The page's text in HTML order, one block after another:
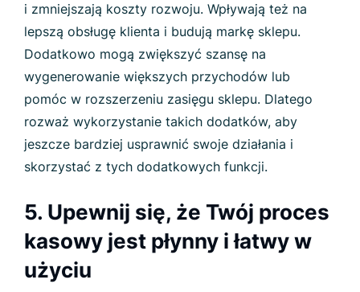
i zmniejszają koszty rozwoju. Wpływają też na
lepszą obsługę klienta i budują markę sklepu.
Dodatkowo mogą zwiększyć szansę na
wygenerowanie większych przychodów lub
pomóc w rozszerzeniu zasięgu sklepu. Dlatego
rozważ wykorzystanie takich dodatków, aby
jeszcze bardziej usprawnić swoje działania i
skorzystać z tych dodatkowych funkcji.
5. Upewnij się, że Twój proces
kasowy jest płynny i łatwy w
użyciu